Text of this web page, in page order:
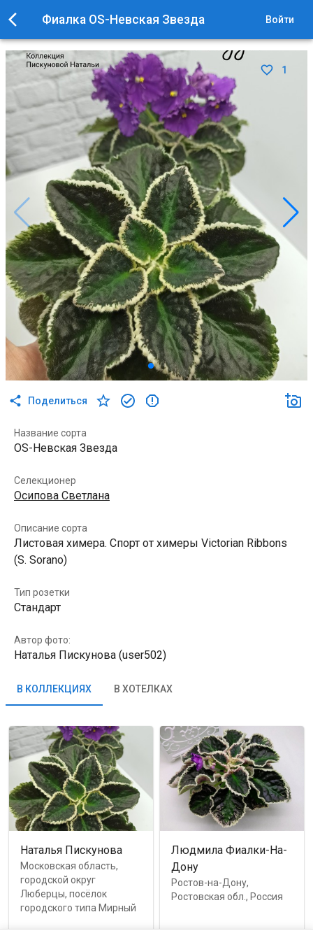
Фиалка OS-Невская Звезда Войти
1
Поделиться
Название сорта
OS-Невская Звезда
Селекционер
Осипова Светлана
Описание сорта
Листовая химера. Спорт от химеры Victorian Ribbons
(S. Sorano)
Тип розетки
Стандарт
Автор фото:
Наталья Пискунова (user502)
В КОЛЛЕКЦИЯХ В ХОТЕЛКАХ
Наталья Пискунова
Московская область,
городской округ
Люберцы, посёлок
городского типа Мирный
Людмила Фиалки-На-
Дону
Ростов-на-Дону,
Ростовская обл., Россия